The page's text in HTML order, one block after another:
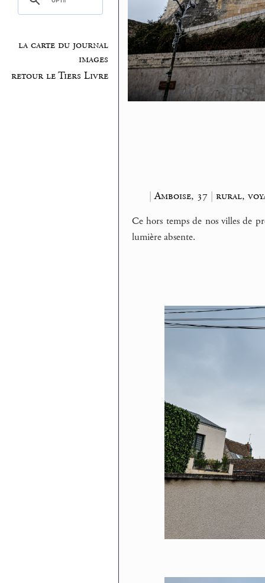
la carte du journal
images
retour le Tiers Livre
|Amboise, 37| rural,
Ce hors temps de nos villes de
lumière absente.